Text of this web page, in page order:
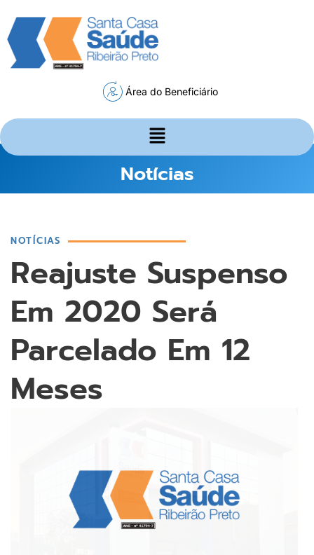
Área do Beneficiário
Notícias
NOTÍCIAS
Reajuste Suspenso
Em 2020 Será
Parcelado Em 12
Meses